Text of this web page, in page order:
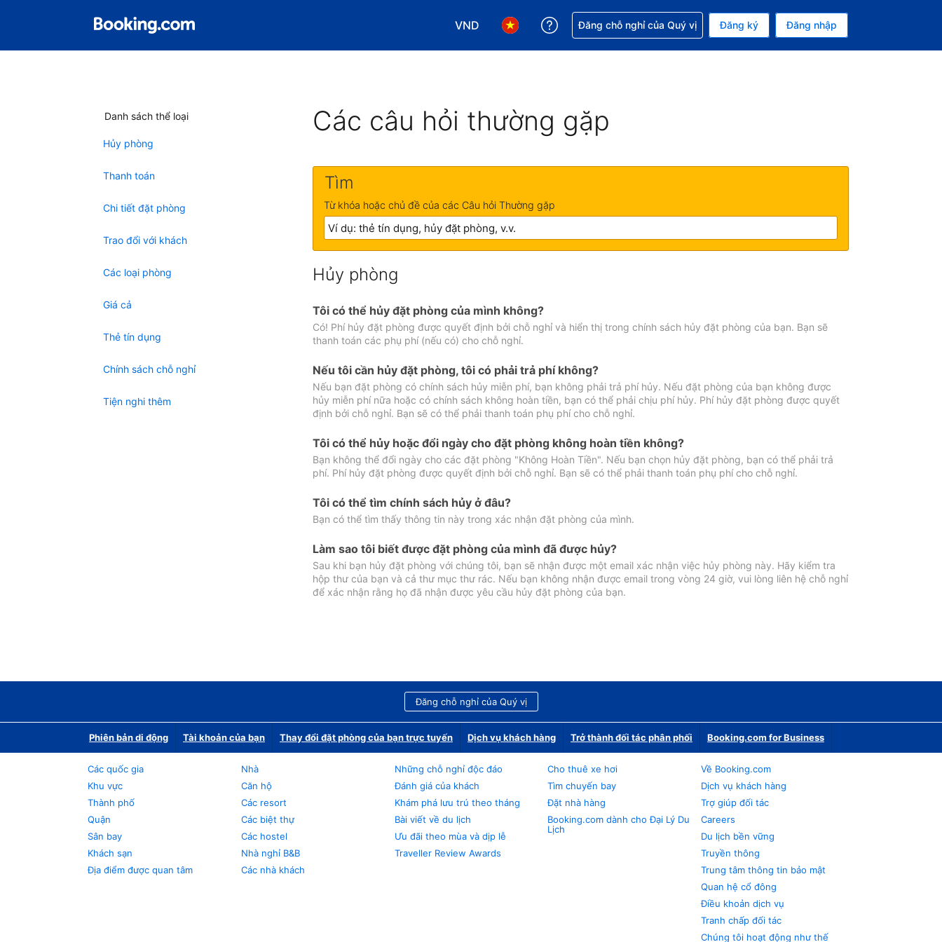
VND
Chọn loại tiền tệ của bạn. Loại tiền tệ hiện tại của bạn là Đồng
Chọn ngôn ngữ của bạn. Ngôn ngữ hiện tại của bạn là Tiếng Việt
Nhận trợ giúp với đặt chỗ
Đăng chỗ nghỉ của Quý vị Đăng ký Đăng nhập
Danh sách thể loại
Hủy phòng
Thanh toán
Chi tiết đặt phòng
Trao đổi với khách
Các loại phòng
Giá cả
Thẻ tín dụng
Chính sách chỗ nghỉ
Tiện nghi thêm
Các câu hỏi thường gặp
Tìm
Từ khóa hoặc chủ đề của các Câu hỏi Thường gặp
Hủy phòng
Tôi có thể hủy đặt phòng của mình không?
Có! Phí hủy đặt phòng được quyết định bởi chỗ nghỉ và hiển thị trong chính sách hủy đặt phòng của bạn. Bạn sẽ
thanh toán các phụ phí (nếu có) cho chỗ nghỉ.
Nếu tôi cần hủy đặt phòng, tôi có phải trả phí không?
Nếu bạn đặt phòng có chính sách hủy miễn phí, bạn không phải trả phí hủy. Nếu đặt phòng của bạn không được
hủy miễn phí nữa hoặc có chính sách không hoàn tiền, bạn có thể phải chịu phí hủy. Phí hủy đặt phòng được quyết
định bởi chỗ nghỉ. Bạn sẽ có thể phải thanh toán phụ phí cho chỗ nghỉ.
Tôi có thể hủy hoặc đổi ngày cho đặt phòng không hoàn tiền không?
Bạn không thể đổi ngày cho các đặt phòng "Không Hoàn Tiền". Nếu bạn chọn hủy đặt phòng, bạn có thể phải trả
phí. Phí hủy đặt phòng được quyết định bởi chỗ nghỉ. Bạn sẽ có thể phải thanh toán phụ phí cho chỗ nghỉ.
Tôi có thể tìm chính sách hủy ở đâu?
Bạn có thể tìm thấy thông tin này trong xác nhận đặt phòng của mình.
Làm sao tôi biết được đặt phòng của mình đã được hủy?
Sau khi bạn hủy đặt phòng với chúng tôi, bạn sẽ nhận được một email xác nhận việc hủy phòng này. Hãy kiểm tra
hộp thư của bạn và cả thư mục thư rác. Nếu bạn không nhận được email trong vòng 24 giờ, vui lòng liên hệ chỗ nghỉ
để xác nhận rằng họ đã nhận được yêu cầu hủy đặt phòng của bạn.
Đăng chỗ nghỉ của Quý vị
Phiên bản di động Tài khoản của bạn Thay đổi đặt phòng của bạn trực tuyến Dịch vụ khách hàng Trở thành đối tác phân phối Booking.com for Business
Các quốc gia
Khu vực
Thành phố
Quận
Sân bay
Khách sạn
Địa điểm được quan tâm
Nhà
Căn hộ
Các resort
Các biệt thự
Các hostel
Nhà nghỉ B&B
Các nhà khách
Những chỗ nghỉ độc đáo
Đánh giá của khách
Khám phá lưu trú theo tháng
Bài viết về du lịch
Ưu đãi theo mùa và dịp lễ
Traveller Review Awards
Cho thuê xe hơi
Tìm chuyến bay
Đặt nhà hàng
Booking.com dành cho Đại Lý Du
Lịch
Về Booking.com
Dịch vụ khách hàng
Trợ giúp đối tác
Careers
Du lịch bền vững
Truyền thông
Trung tâm thông tin bảo mật
Quan hệ cổ đông
Điều khoản dịch vụ
Tranh chấp đối tác
Chúng tôi hoạt động như thế